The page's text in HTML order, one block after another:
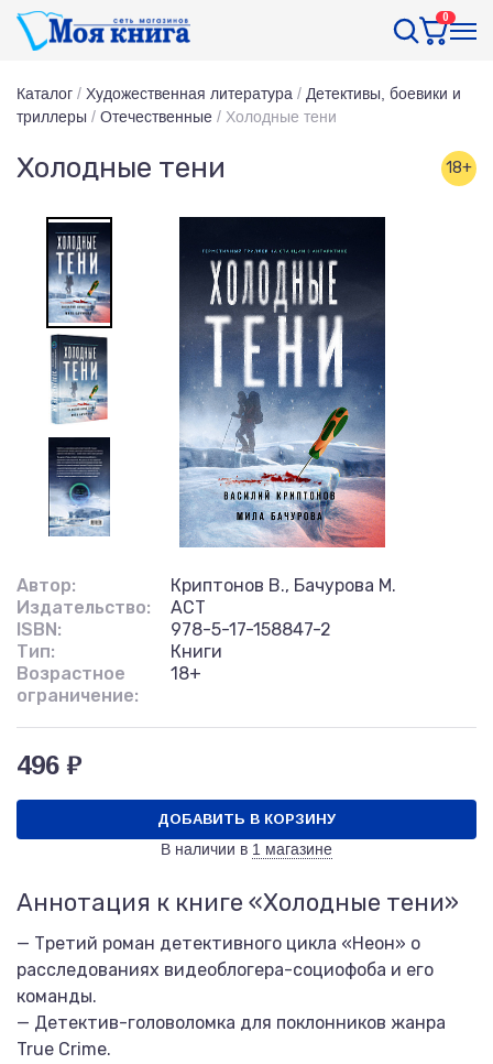
0
Каталог / Художественная литература / Детективы, боевики и
триллеры / Отечественные / Холодные тени
Холодные тени 18+
Автор:
Криптонов В., Бачурова М.
Издательство:
АСТ
ISBN:
978-5-17-158847-2
Тип:
Книги
Возрастное
ограничение:
18+
496 ₽
ДОБАВИТЬ В КОРЗИНУ
В наличии в 1 магазине
Аннотация к книге «Холодные тени»
— Третий роман детективного цикла «Неон» о
расследованиях видеоблогера-социофоба и его
команды.
— Детектив-головоломка для поклонников жанра
True Crime.